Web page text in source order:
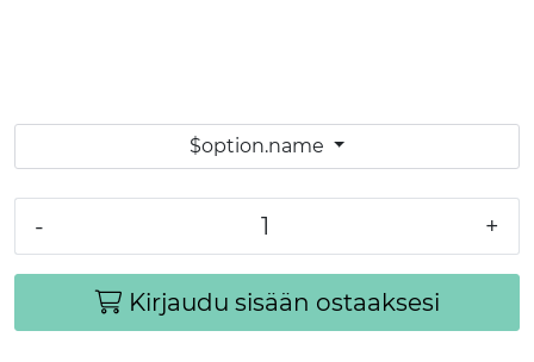
$option.name
- +
Kirjaudu sisään ostaaksesi